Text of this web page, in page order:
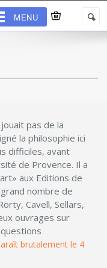
MENU
pas de la
la philosophie ici
difficiles, avant
de Provence. Il a
aux Editions de
nombre de
Cavell, Sellars,
ouvrages sur
brutalement le 4